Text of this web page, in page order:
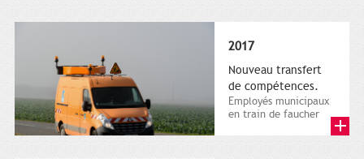
2017
Nouveau transfert
de compétences.
Employés municipaux
en train de faucher